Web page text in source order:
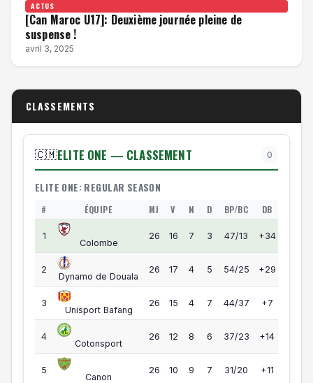
ACTUS
[Can Maroc U17]: Deuxième journée pleine de
suspense !
avril 3, 2025
CLASSEMENTS
🇨🇲ELITE ONE — CLASSEMENT 0
ELITE ONE: REGULAR SEASON
Elite One — Classement
# ÉQUIPE MJ V N D BP/BC DB
1
Colombe
26 16 7 3 47/13 +34
2
Dynamo de Douala
26 17 4 5 54/25 +29
3
Unisport Bafang
26 15 4 7 44/37 +7
4
Cotonsport
26 12 8 6 37/23 +14
5
Canon
26 10 9 7 31/20 +11